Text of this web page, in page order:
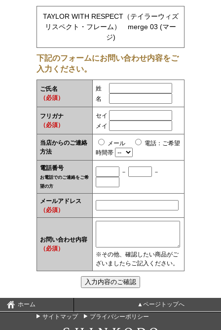
TAYLOR WITH RESPECT（テイラーウィズ
リスペクト・フレーム） merge 03 (マー
ジ)
下記のフォームにお問い合わせ内容をご
入力ください。
ご氏名
（必須）
姓
名
フリガナ
（必須）
セイ
メイ
当店からのご連絡
方法
メール 電話 ： ご希望
時間帯
電話番号
お電話でのご連絡をご希
望の方
－ －
メールアドレス
（必須）
お問い合わせ内容
（必須）
※その他、確認したい商品がご
ざいましたらご記入ください。
ホーム
▲ページトップへ
サイトマップ
プライバシーポリシー